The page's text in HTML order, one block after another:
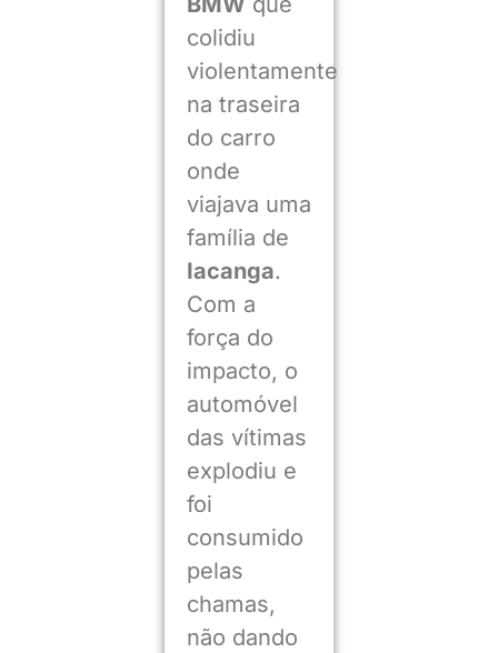
colidiu
violentamente
na traseira
do carro
onde
viajava uma
família de
Iacanga.
Com a
força do
impacto, o
automóvel
das vítimas
explodiu e
foi
consumido
pelas
chamas,
não dando